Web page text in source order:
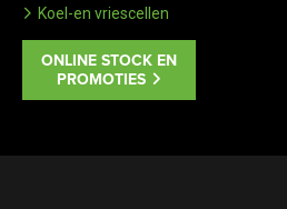
Koel-en vriescellen
ONLINE STOCK EN
PROMOTIES